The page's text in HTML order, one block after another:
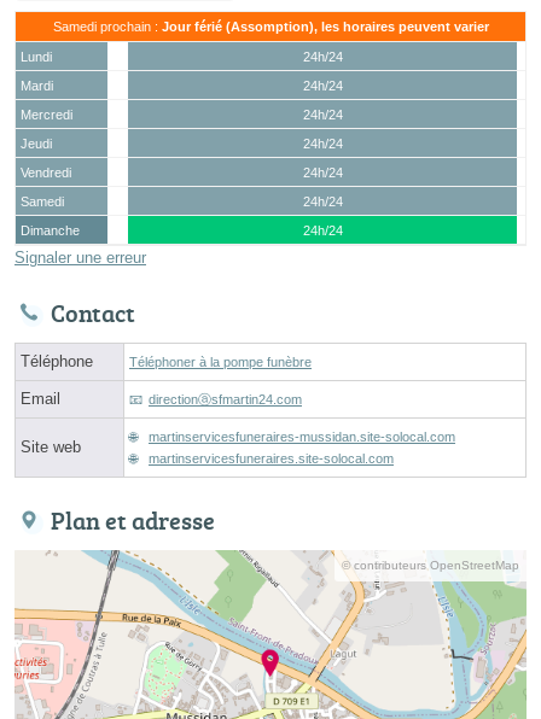
Samedi prochain : Jour férié (Assomption), les horaires peuvent varier
Lundi
24h/24
Mardi
24h/24
Mercredi
24h/24
Jeudi
24h/24
Vendredi
24h/24
Samedi
24h/24
Dimanche
24h/24
Signaler une erreur
Contact
Téléphone Téléphoner à la pompe funèbre
Email directionⓐsfmartin24.com
Site web
martinservicesfuneraires-mussidan.site-solocal.com
martinservicesfuneraires.site-solocal.com
Plan et adresse
© contributeurs OpenStreetMap